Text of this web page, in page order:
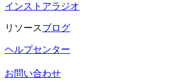
インストアラジオ
リソースブログ
ヘルプセンター
お問い合わせ